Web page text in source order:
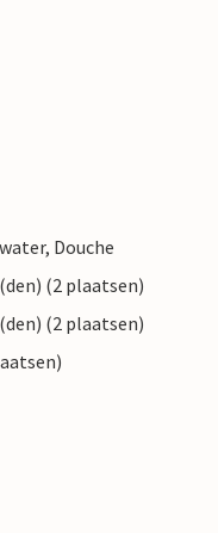
Douche
(2 plaatsen)
(2 plaatsen)